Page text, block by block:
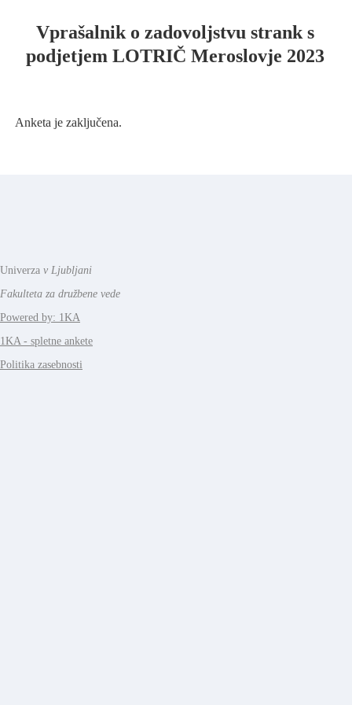
Vprašalnik o zadovoljstvu strank s
podjetjem LOTRIČ Meroslovje 2023
Anketa je zaključena.
Univerza v Ljubljani
Fakulteta za družbene vede
Powered by: 1KA
1KA - spletne ankete
Politika zasebnosti